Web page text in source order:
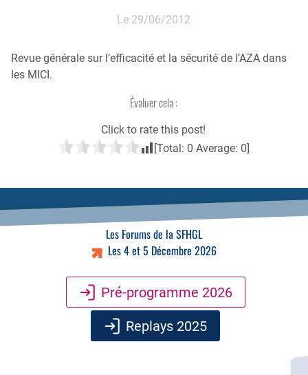
Le 29/06/2012
Revue générale sur l’efficacité et la sécurité de l’AZA dans
les MICI.
Évaluer cela :
Click to rate this post!
[Total: 0 Average: 0]
Colobox
Les Forums de la SFHGL
Les 4 et 5 Décembre 2026
Pré-programme 2026
Replays 2025